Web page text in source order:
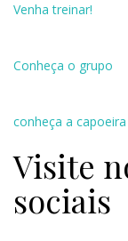
Venha treinar!
Conheça o grupo
conheça a
Visite
sociais